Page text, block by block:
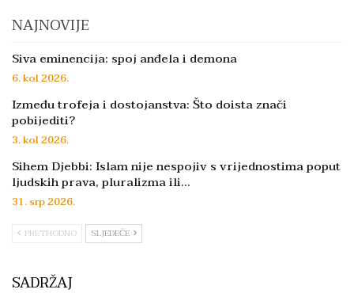
NAJNOVIJE
Siva eminencija: spoj anđela i demona
6. kol 2026.
Između trofeja i dostojanstva: Što doista znači
pobijediti?
3. kol 2026.
Sihem Djebbi: Islam nije nespojiv s vrijednostima poput
ljudskih prava, pluralizma ili…
31. srp 2026.
PRETHODNO SLJEDEĆE
SADRŽAJ